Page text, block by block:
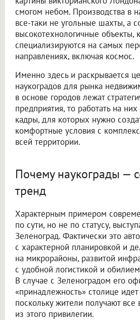
смогом небом. Производства в
все-таки не угольные шахты, а
высокотехнологичные объекты,
специализируются на самых
направлениях, включая космос.
Именно здесь и раскрывается
наукоградов для рынка
в основе городов лежат
предприятия, то работать на
кадры, для которых нужно
комфортные условия с
всей территории.
Почему наукограды —
тренд
Характерным примером
по сути, но не по статусу,
Зеленоград. Фактически это
с характерной планировкой и
на микрорайоны, развитой
с удобной логистикой и
В случае с Зеленоградом его
«принадлежность» столице
поскольку жители получают
из этого привилегии.